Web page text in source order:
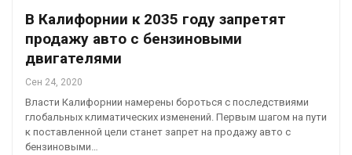
В Калифорнии к 2035 году запретят
продажу авто с бензиновыми
двигателями
Сен 24, 2020
Власти Калифорнии намерены бороться с последствиями
глобальных климатических изменений. Первым шагом на пути
к поставленной цели станет запрет на продажу авто с
бензиновыми…